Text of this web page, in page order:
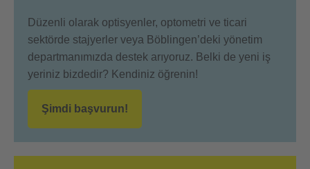
Düzenli olarak optisyenler, optometri ve ticari
sektörde stajyerler veya Böblingen’deki yönetim
departmanımızda destek arıyoruz. Belki de yeni iş
yeriniz bizdedir? Kendiniz öğrenin!
Şimdi başvurun!